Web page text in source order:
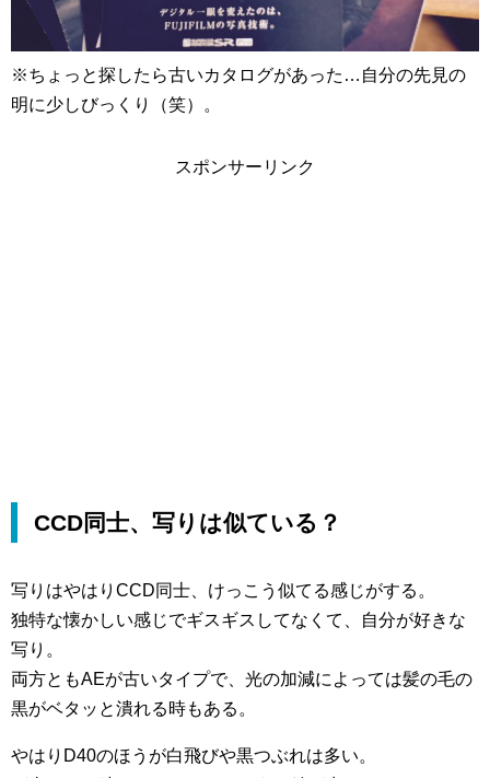
※ちょっと探したら古いカタログがあった…自分の先見の
明に少しびっくり（笑）。
スポンサーリンク
CCD同士、写りは似ている？
写りはやはりCCD同士、けっこう似てる感じがする。
独特な懐かしい感じでギスギスしてなくて、自分が好きな
写り。
両方ともAEが古いタイプで、光の加減によっては髪の毛の
黒がベタッと潰れる時もある。
やはりD40のほうが白飛びや黒つぶれは多い。